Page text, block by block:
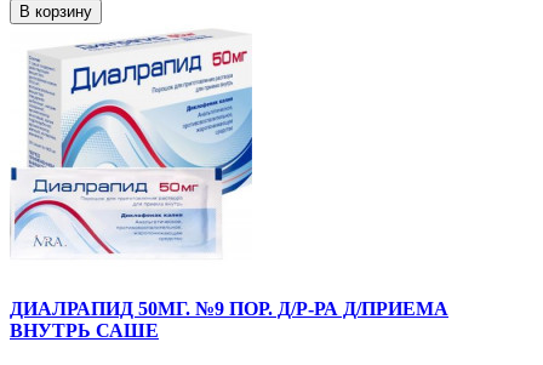
В корзину
ДИАЛРАПИД 50МГ. №9 ПОР. Д/Р-РА Д/ПРИЕМА
ВНУТРЬ САШЕ